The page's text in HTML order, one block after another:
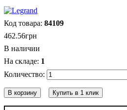
84109
462.56грн
В наличии
1
В корзину Купить в 1 клик